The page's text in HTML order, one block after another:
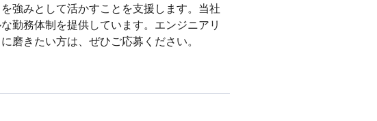
強みとして活かすことを支援します。当社
勤務体制を提供しています。エンジニアリ
磨きたい方は、ぜひご応募ください。